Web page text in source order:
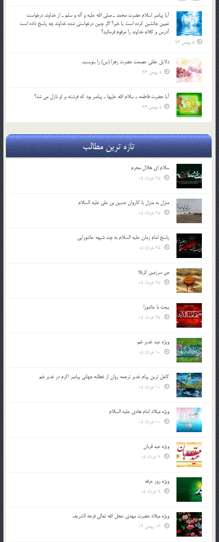
آيا پيامبر اسلام حضرت محمد ـ صلي الله عليه و آله و سلم ـ از خداوند درخواست
تعيين جانشين کرده است يا خير؟ اگر چنين درخواستي شده خداوند چه پاسخ داده است
آدرس و کلام خداوند را مرقوم فرمائيد؟
5 بهمن 94
دلايل عقلي عصمت حضرت زهرا (س) را بنويسيد.
5 بهمن 94
آيا حضرت فاطمه ـ سلام الله عليها ـ پيامبر بود كه فرشته بر او نازل مي شد؟
5 بهمن 94
تازه ترین مطالب
سلام ای هلال محرم
منزل به منزل با کاروان حسین بن علی علیه السلام
پاسخ امام زمان علیه السلام به چند شبهه عاشورایی
من سرزمین کربلا
بیعت با عاشورا
ویژه عید غدیر خم
کامل ترین پیام غدیر ترجمه روان از خطابه جهانی پیامبر اکرم در غدیر خم
ویژه میلاد امام هادی علیه السلام
ویژه عید قربان
ویژه روز عرفه
ویژه میلاد حضرت مهدی عجل الله تعالی فرجه الشريف